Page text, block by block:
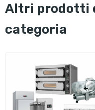
altri prodotti della stessa
categoria